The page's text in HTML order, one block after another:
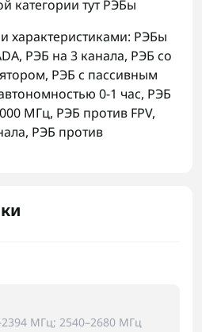
категории тутРЭБы
характеристиками: РЭБы
, РЭБ на 3 канала, РЭБ со
, РЭБ с пассивным
0-1 час, РЭБ
МГц, РЭБ против FPV,
, РЭБ против
МГц; 2540–2680 МГц